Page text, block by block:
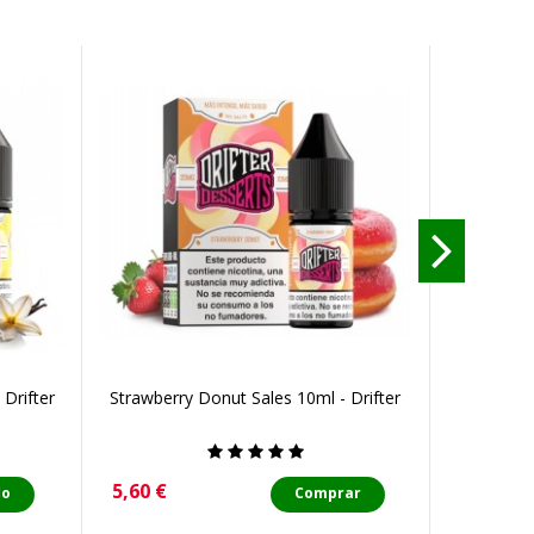
Drifter Strawberry Donut Sales 10ml - Drifter
Precio
5,60 € Comprar